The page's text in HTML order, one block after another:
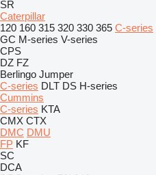
SR
Caterpillar
120 160 315 320 330 365 C-series
GC M-series V-series
CPS
DZ FZ
Berlingo Jumper
C-series DLT DS H-series
Cummins
C-series KTA
CMX CTX
DMC DMU
FP KF
SC
DCA